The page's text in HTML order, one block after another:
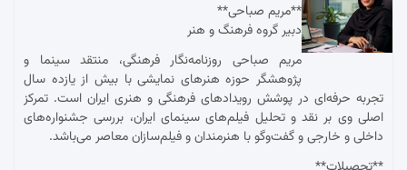
**مریم صباحی**
دبیر گروه فرهنگ و هنر
مریم صباحی روزنامه‌نگار فرهنگی، منتقد سینما و
پژوهشگر حوزه هنرهای نمایشی با بیش از یازده سال
تجربه حرفه‌ای در پوشش رویدادهای فرهنگی و هنری ایران است. تمرکز
اصلی وی بر نقد و تحلیل فیلم‌های سینمای ایران، بررسی جشنواره‌های
داخلی و خارجی و گفت‌وگو با هنرمندان و فیلم‌سازان معاصر می‌باشد.